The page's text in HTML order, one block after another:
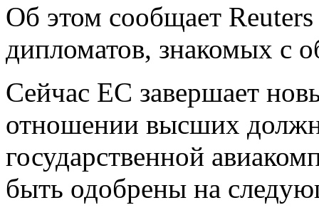
Об этом сообщает
дипломатов, знакомых с
Сейчас ЕС завершает
отношении высших
государственной
быть одобрены на